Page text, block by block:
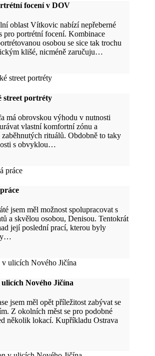
focení v DOV
oblast Vítkovic nabízí nepřeberné
pro portrétní focení. Kombinace
osobou se sice tak trochu
klišé, nicméně zaručuju…
street portréty
má obrovskou výhodu v nutnosti
vlastní komfortní zónu a
zaběhnutých rituálů. Obdobně to taky
s obvyklou…
jsem měl možnost spolupracovat s
a skvělou osobou, Denisou. Tentokrát
její poslední prací, kterou byly
ulicích Nového Jičína
jsem měl opět příležitost zabývat se
Z okolních měst se pro podobné
několik lokací. Kupříkladu Ostrava